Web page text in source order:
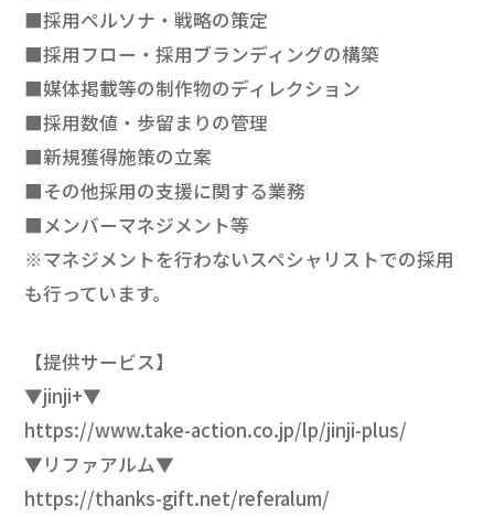
■採用ペルソナ・戦略の策定
■採用フロー・採用ブランディングの構築
■媒体掲載等の制作物のディレクション
■採用数値・歩留まりの管理
■新規獲得施策の立案
■その他採用の支援に関する業務
■メンバーマネジメント等
※マネジメントを行わないスペシャリストでの採用
も行っています。
【提供サービス】
▼jinji+▼
https://www.take-action.co.jp/lp/jinji-plus/
▼リファアルム▼
https://thanks-gift.net/referalum/